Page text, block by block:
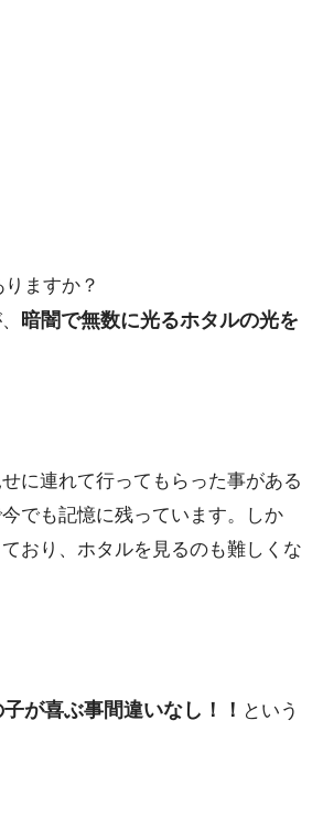
ますか？
暗闇で無数に光るホタルの光を
に連れて行ってもらった事がある
でも記憶に残っています。しか
おり、ホタルを見るのも難しくな
が喜ぶ事間違いなし！！ という